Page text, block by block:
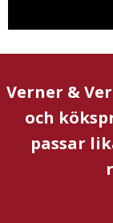
Verner &
och
passar